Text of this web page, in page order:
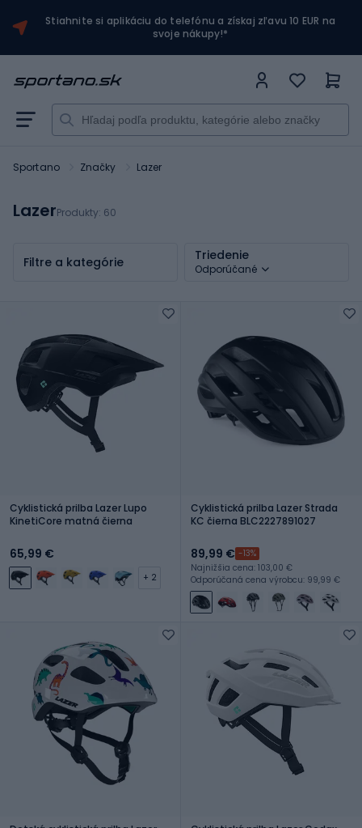
Stiahnite si aplikáciu do telefónu a získaj zľavu 10 EUR na
svoje nákupy!*
Sportano Značky Lazer
LazerProdukty: 60
Filtre a kategórie Triedenie
Odporúčané
Cyklistická prilba Lazer Lupo
KinetiCore matná čierna
65,99 €
+ 2
Cyklistická prilba Lazer Strada
KC čierna BLC2227891027
89,99 € -13%
Najnižšia cena: 103,00 €
Odporúčaná cena výrobcu: 99,99 €